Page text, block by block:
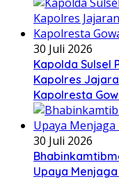
30 Juli 2026
Kapolda Sulsel
Kapolres
Kapolresta
30 Juli 2026
Upaya